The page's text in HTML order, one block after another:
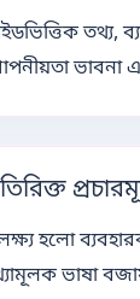
তথ্য,
ভাবনা
হলো
ভাষা